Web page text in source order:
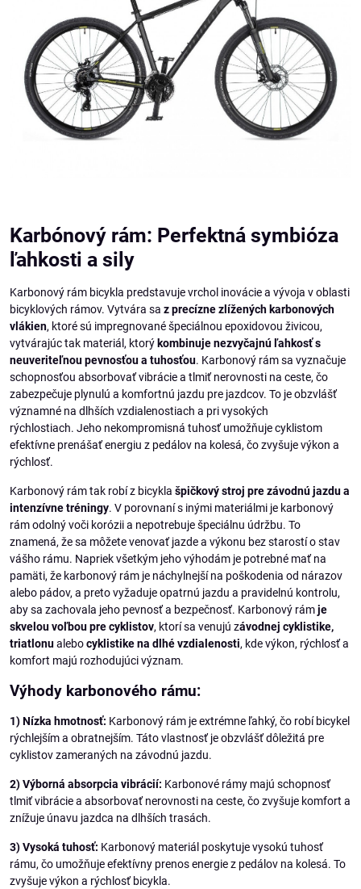
Karbónový rám: Perfektná symbióza
ľahkosti a sily
Karbonový rám bicykla predstavuje vrchol inovácie a vývoja v oblasti
bicyklových rámov. Vytvára sa z precízne zlížených karbonových
vlákien, ktoré sú impregnované špeciálnou epoxidovou živicou,
vytvárajúc tak materiál, ktorý kombinuje nezvyčajnú ľahkosť s
neuveriteľnou pevnosťou a tuhosťou. Karbonový rám sa vyznačuje
schopnosťou absorbovať vibrácie a tlmiť nerovnosti na ceste, čo
zabezpečuje plynulú a komfortnú jazdu pre jazdcov. To je obzvlášť
významné na dlhších vzdialenostiach a pri vysokých
rýchlostiach. Jeho nekompromisná tuhosť umožňuje cyklistom
efektívne prenášať energiu z pedálov na kolesá, čo zvyšuje výkon a
rýchlosť.
Karbonový rám tak robí z bicykla špičkový stroj pre závodnú jazdu a
intenzívne tréningy. V porovnaní s inými materiálmi je karbonový
rám odolný voči korózii a nepotrebuje špeciálnu údržbu. To
znamená, že sa môžete venovať jazde a výkonu bez starostí o stav
vášho rámu. Napriek všetkým jeho výhodám je potrebné mať na
pamäti, že karbonový rám je náchylnejší na poškodenia od nárazov
alebo pádov, a preto vyžaduje opatrnú jazdu a pravidelnú kontrolu,
aby sa zachovala jeho pevnosť a bezpečnosť. Karbonový rámje
skvelou voľbou pre cyklistov, ktorí sa venujú závodnej cyklistike,
triatlonualebocyklistike na dlhé vzdialenosti, kde výkon, rýchlosť a
komfort majú rozhodujúci význam.
Výhody karbonového rámu:
1) Nízka hmotnosť: Karbonový rám je extrémne ľahký, čo robí bicykel
rýchlejším a obratnejším. Táto vlastnosť je obzvlášť dôležitá pre
cyklistov zameraných na závodnú jazdu.
2) Výborná absorpcia vibrácií: Karbonové rámy majú schopnosť
tlmiť vibrácie a absorbovať nerovnosti na ceste, čo zvyšuje komfort a
znížuje únavu jazdca na dlhších trasách.
3) Vysoká tuhosť: Karbonový materiál poskytuje vysokú tuhosť
rámu, čo umožňuje efektívny prenos energie z pedálov na kolesá. To
zvyšuje výkon a rýchlosť bicykla.